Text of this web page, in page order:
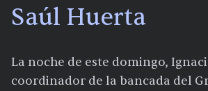
Saúl Huerta
La noche de este domingo,
coordinador de la bancada del